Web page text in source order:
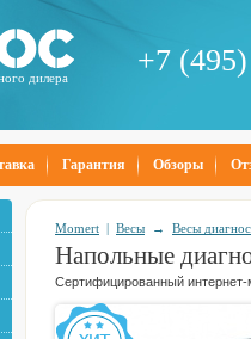
дилера
+7
Гарантия Обзоры
Momert | Весы → Весы
Напольные
Сертифицированный